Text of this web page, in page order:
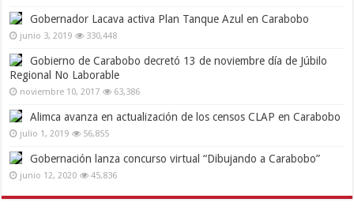
Gobernador Lacava activa Plan Tanque Azul en Carabobo
junio 3, 2019 330,448
Gobierno de Carabobo decretó 13 de noviembre día de Júbilo
Regional No Laborable
noviembre 10, 2017 63,386
Alimca avanza en actualización de los censos CLAP en Carabobo
julio 1, 2019 56,855
Gobernación lanza concurso virtual “Dibujando a Carabobo”
junio 12, 2020 45,836